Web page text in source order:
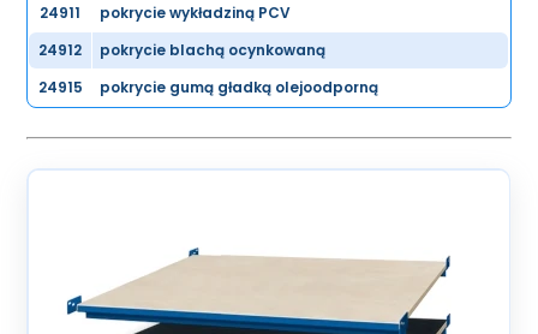
24911
pokrycie wykładziną PCV
24912
pokrycie blachą ocynkowaną
24915
pokrycie gumą gładką olejoodporną